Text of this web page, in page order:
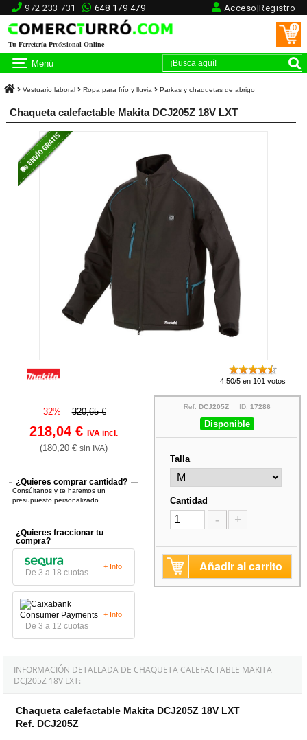
972 233 731 648 179 479 Acceso|Registro
Tu Ferretería Profesional Online
0
Menú
Vestuario laboral Ropa para frío y lluvia Parkas y chaquetas de abrigo
Chaqueta calefactable Makita DCJ205Z 18V LXT
4.50/5 en 101 votos
32% 320,65 €
218,04 €IVA incl.
(180,20 €sin IVA)
¿Quieres comprar cantidad?
Consúltanos y te haremos un
presupuesto personalizado.
¿Quieres fraccionar tu
compra?
De 3 a 18 cuotas
+ Info
De 3 a 12 cuotas
+ Info
Ref: DCJ205ZID: 17286
Disponible
Talla
Cantidad
- +
Añadir al carrito
INFORMACIÓN DETALLADA DE CHAQUETA CALEFACTABLE MAKITA
DCJ205Z 18V LXT:
Chaqueta calefactable Makita DCJ205Z 18V LXT
Ref. DCJ205Z